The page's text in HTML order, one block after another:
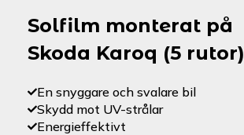
Solfilm monterat på
Skoda Karoq (5 rutor)
En snyggare och svalare bil
Skydd mot UV-strålar
Energieffektivt